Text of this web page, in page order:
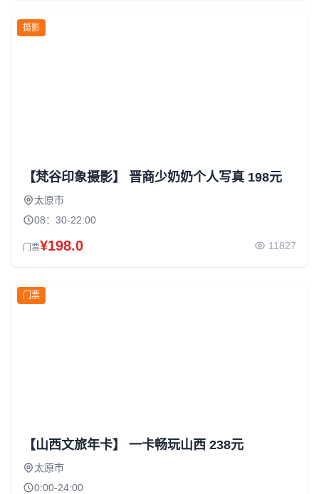
摄影
【梵谷印象摄影】 晋商少奶奶个人写真 198元
太原市
08：30-22:00
门票¥198.0 11827
门票
【山西文旅年卡】 一卡畅玩山西 238元
太原市
0:00-24:00